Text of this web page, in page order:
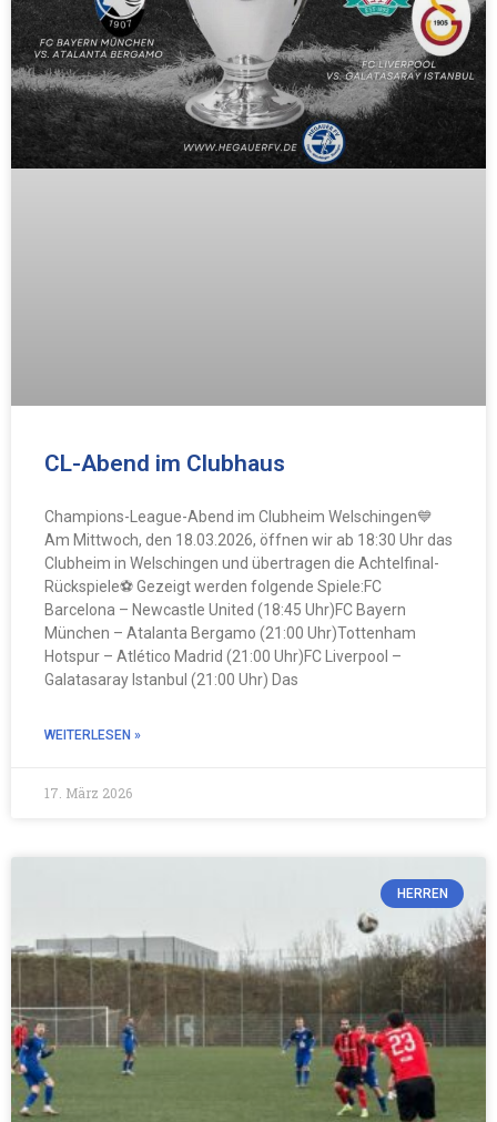
CL-Abend im Clubhaus
Champions-League-Abend im Clubheim Welschingen💙
Am Mittwoch, den 18.03.2026, öffnen wir ab 18:30 Uhr das
Clubheim in Welschingen und übertragen die Achtelfinal-
Rückspiele⚽️ Gezeigt werden folgende Spiele:FC
Barcelona – Newcastle United (18:45 Uhr)⁠FC Bayern
München – Atalanta Bergamo (21:00 Uhr)⁠Tottenham
Hotspur – Atlético Madrid (21:00 Uhr)⁠FC Liverpool –
Galatasaray Istanbul (21:00 Uhr) Das
WEITERLESEN »
17. März 2026
HERREN